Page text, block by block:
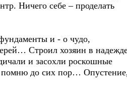
Ничего себе – проделать
и - о чудо,
Строил хозяин в
и засохли роскошные
помню до сих пор…